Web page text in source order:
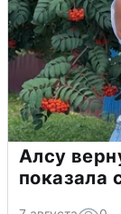
Алсу
показала